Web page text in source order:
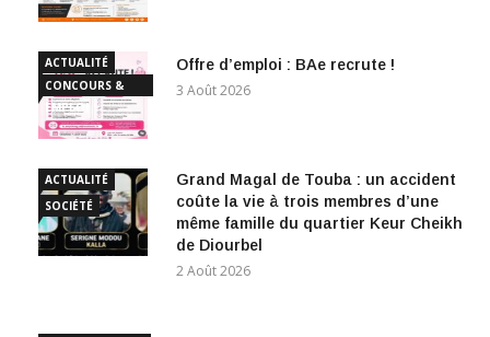
ACTUALITÉ
CONCOURS &
EMPLOI
Offre d’emploi : BAe recrute !
3 Août 2026
ACTUALITÉ
SOCIÉTÉ
Grand Magal de Touba : un accident
coûte la vie à trois membres d’une
même famille du quartier Keur Cheikh
de Diourbel
2 Août 2026